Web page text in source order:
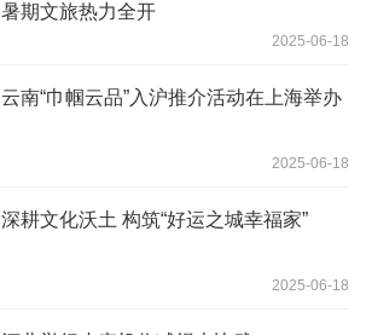
暑期文旅热力全开
2025-06-18
云南“巾帼云品”入沪推介活动在上海举办
2025-06-18
深耕文化沃土 构筑“好运之城幸福家”
2025-06-18